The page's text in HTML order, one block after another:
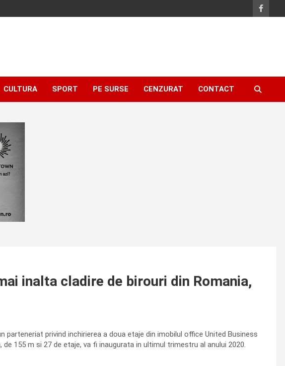
CULTURA SPORT PE SURSE CENZURAT CONTACT
inalta cladire de birouri din Romania,
parteneriat privind inchirierea a doua etaje din imobilul office United Business
155 m si 27 de etaje, va fi inaugurata in ultimul trimestru al anului 2020.